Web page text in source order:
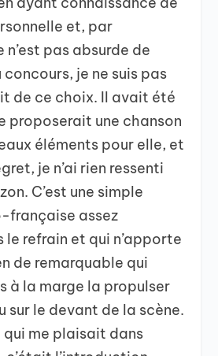
et, par
pas absurde de
je ne suis pas
de ce choix. Il avait été
proposerait une chanson
éléments pour elle, et
je n’ai rien ressenti
C’est une simple
française assez
refrain et qui n’apporte
de remarquable qui
à la marge la propulser
sur le devant de la scène.
qui me plaisait dans